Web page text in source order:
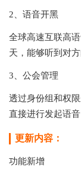
2、语音开黑
全球高速互联高
天，能够听到对
3、公会管理
透过身份组和权
直接进行发起语音
更新内容：
功能新增